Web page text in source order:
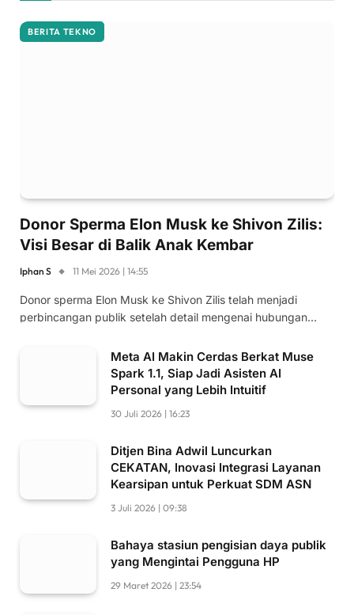
BERITA TEKNO
Donor Sperma Elon Musk ke Shivon Zilis:
Visi Besar di Balik Anak Kembar
Iphan S 11 Mei 2026 | 14:55
Donor sperma Elon Musk ke Shivon Zilis telah menjadi
perbincangan publik setelah detail mengenai hubungan…
Meta AI Makin Cerdas Berkat Muse
Spark 1.1, Siap Jadi Asisten AI
Personal yang Lebih Intuitif
30 Juli 2026 | 16:23
Ditjen Bina Adwil Luncurkan
CEKATAN, Inovasi Integrasi Layanan
Kearsipan untuk Perkuat SDM ASN
3 Juli 2026 | 09:38
Bahaya stasiun pengisian daya publik
yang Mengintai Pengguna HP
29 Maret 2026 | 23:54